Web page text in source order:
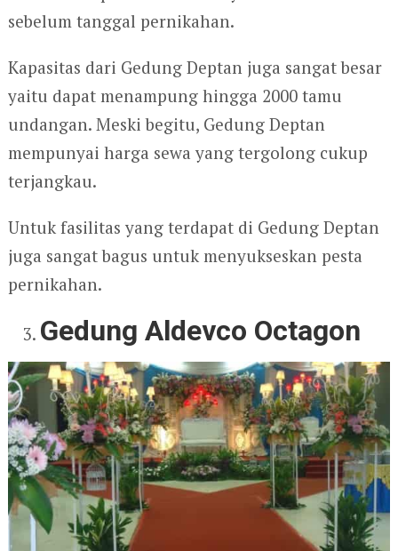
sebelum tanggal pernikahan.
Kapasitas dari Gedung Deptan juga sangat besar
yaitu dapat menampung hingga 2000 tamu
undangan. Meski begitu, Gedung Deptan
mempunyai harga sewa yang tergolong cukup
terjangkau.
Untuk fasilitas yang terdapat di Gedung Deptan
juga sangat bagus untuk menyukseskan pesta
pernikahan.
Gedung Aldevco Octagon